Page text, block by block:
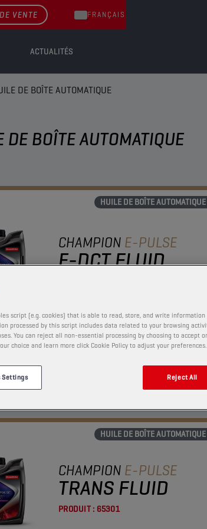
ACTUALITÉS
VENTE FRANÇAIS
DE BOÎTE AUTOMATIQUE
BOÎTE AUTOMATIQUE
HUILE DE BOÎTE AUTOMATIQUE
CHAMPION E-PULSE
E-DCT FLUID
qualité supérieure pour transmissions et
E-DCT destinée aux transmissions
HUILE DE BOÎTE AUTOMATIQUE
CHAMPION E-PULSE
TRANS FLUID
PRODUIT : 65301
script (e.g. cookies) that is able to read, store, and write
processed by this script includes data related to your browsing
You can reject all non-essential processing by choosing to accept
choice and learn more click Cookie Policy to adjust your preferences.
Settings Reject All